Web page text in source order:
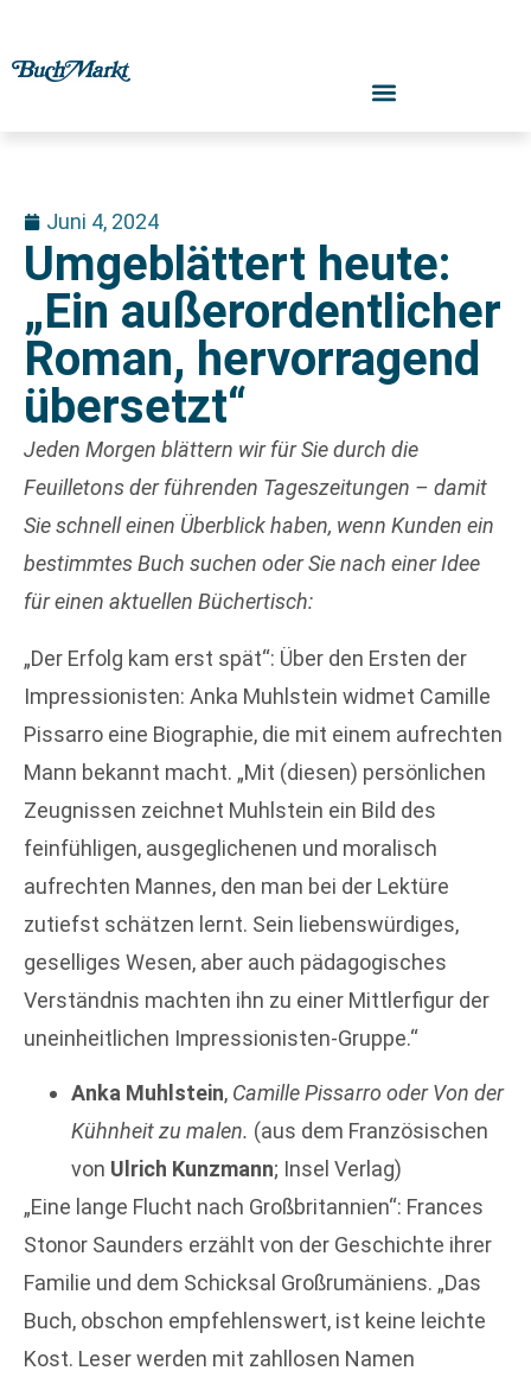
Juni 4, 2024
Umgeblättert heute:
„Ein außerordentlicher
Roman, hervorragend
übersetzt“
Jeden Morgen blättern wir für Sie durch die
Feuilletons der führenden Tageszeitungen – damit
Sie schnell einen Überblick haben, wenn Kunden ein
bestimmtes Buch suchen oder Sie nach einer Idee
für einen aktuellen Büchertisch:
„Der Erfolg kam erst spät“: Über den Ersten der
Impressionisten: Anka Muhlstein widmet Camille
Pissarro eine Biographie, die mit einem aufrechten
Mann bekannt macht. „Mit (diesen) persönlichen
Zeugnissen zeichnet Muhlstein ein Bild des
feinfühligen, ausgeglichenen und moralisch
aufrechten Mannes, den man bei der Lektüre
zutiefst schätzen lernt. Sein liebenswürdiges,
geselliges Wesen, aber auch pädagogisches
Verständnis machten ihn zu einer Mittlerfigur der
uneinheitlichen Impressionisten-Gruppe.“
Anka Muhlstein, Camille Pissarro oder Von der
Kühnheit zu malen. (aus dem Französischen
von Ulrich Kunzmann; Insel Verlag)
„Eine lange Flucht nach Großbritannien“: Frances
Stonor Saunders erzählt von der Geschichte ihrer
Familie und dem Schicksal Großrumäniens. „Das
Buch, obschon empfehlenswert, ist keine leichte
Kost. Leser werden mit zahllosen Namen